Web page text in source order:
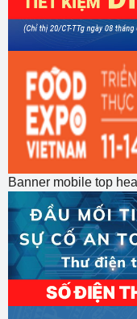
số 32/2024/NĐ-
quản lý, phát
Ngày ban hành: 01/
Banner mobile top